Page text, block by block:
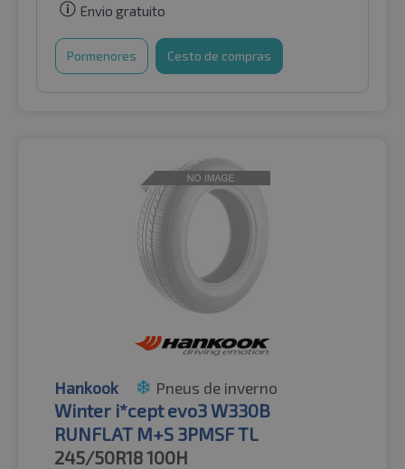
Envio gratuito
Pormenores Cesto de compras
Hankook Pneus de inverno
Winter i*cept evo3 W330B
RUNFLAT M+S 3PMSF TL
245/50R18100H